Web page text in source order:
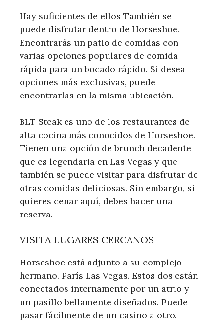
Hay suficientes de ellos También se
puede disfrutar dentro de Horseshoe.
Encontrarás un patio de comidas con
varias opciones populares de comida
rápida para un bocado rápido. Si desea
opciones más exclusivas, puede
encontrarlas en la misma ubicación.
BLT Steak es uno de los restaurantes de
alta cocina más conocidos de Horseshoe.
Tienen una opción de brunch decadente
que es legendaria en Las Vegas y que
también se puede visitar para disfrutar de
otras comidas deliciosas. Sin embargo, si
quieres cenar aquí, debes hacer una
reserva.
VISITA LUGARES CERCANOS
Horseshoe está adjunto a su complejo
hermano. París Las Vegas. Estos dos están
conectados internamente por un atrio y
un pasillo bellamente diseñados. Puede
pasar fácilmente de un casino a otro.